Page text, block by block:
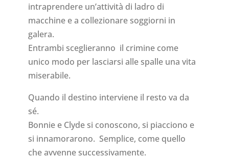
intraprendere un’attività di ladro di
macchine e a collezionare soggiorni in
galera.
Entrambi sceglieranno il crimine come
unico modo per lasciarsi alle spalle una vita
miserabile.
Quando il destino interviene il resto va da
sé.
Bonnie e Clyde si conoscono, si piacciono e
si innamorarono. Semplice, come quello
che avvenne successivamente.